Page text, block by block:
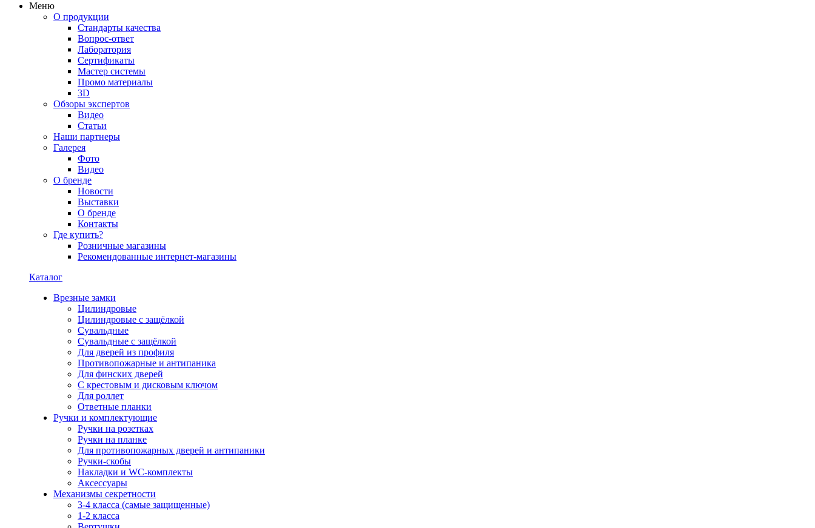
Меню
О продукции
Стандарты качества
Вопрос-ответ
Лаборатория
Сертификаты
Мастер системы
Промо материалы
3D
Обзоры экспертов
Видео
Статьи
Наши партнеры
Галерея
Фото
Видео
О бренде
Новости
Выставки
О бренде
Контакты
Где купить?
Розничные магазины
Рекомендованные интернет-магазины
Каталог
Врезные замки
Цилиндровые
Цилиндровые с защёлкой
Сувальдные
Сувальдные с защёлкой
Для дверей из профиля
Противопожарные и антипаника
Для финских дверей
С крестовым и дисковым ключом
Для роллет
Ответные планки
Ручки и комплектующие
Ручки на розетках
Ручки на планке
Для противопожарных дверей и антипаники
Ручки-скобы
Накладки и WC-комплекты
Аксессуары
Механизмы секретности
3-4 класса (самые защищенные)
1-2 класса